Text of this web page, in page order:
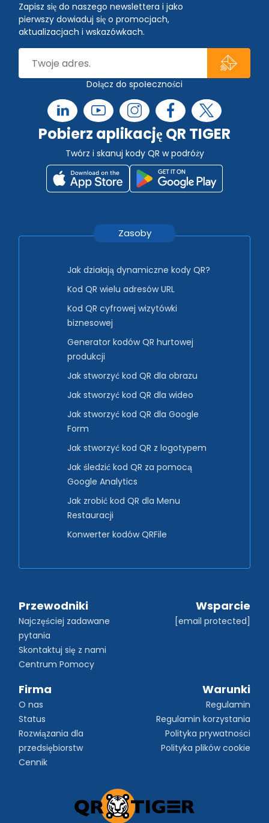
Zapisz się do naszego newslettera i jako
pierwszy dowiaduj się o promocjach,
aktualizacjach i wskazówkach.
Dołącz do społeczności
Pobierz aplikację QR TIGER
Twórz i skanuj kody QR w podróży
Zasoby
Jak działają dynamiczne kody QR?
Kod QR wielu adresów URL
Kod QR cyfrowej wizytówki
biznesowej
Generator kodów QR hurtowej
produkcji
Jak stworzyć kod QR dla obrazu
Jak stworzyć kod QR dla wideo
Jak stworzyć kod QR dla Google
Form
Jak stworzyć kod QR z logotypem
Jak śledzić kod QR za pomocą
Google Analytics
Jak zrobić kod QR dla Menu
Restauracji
Konwerter kodów QRFile
Przewodniki
Najczęściej zadawane
pytania
Skontaktuj się z nami
Centrum Pomocy
Wsparcie
[email protected]
Firma
O nas
Status
Rozwiązania dla
przedsiębiorstw
Cennik
Warunki
Regulamin
Regulamin korzystania
Polityka prywatności
Polityka plików cookie